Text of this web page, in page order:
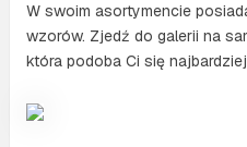
W swoim asortymencie
wzorów. Zjedź do galerii na
która podoba Ci się